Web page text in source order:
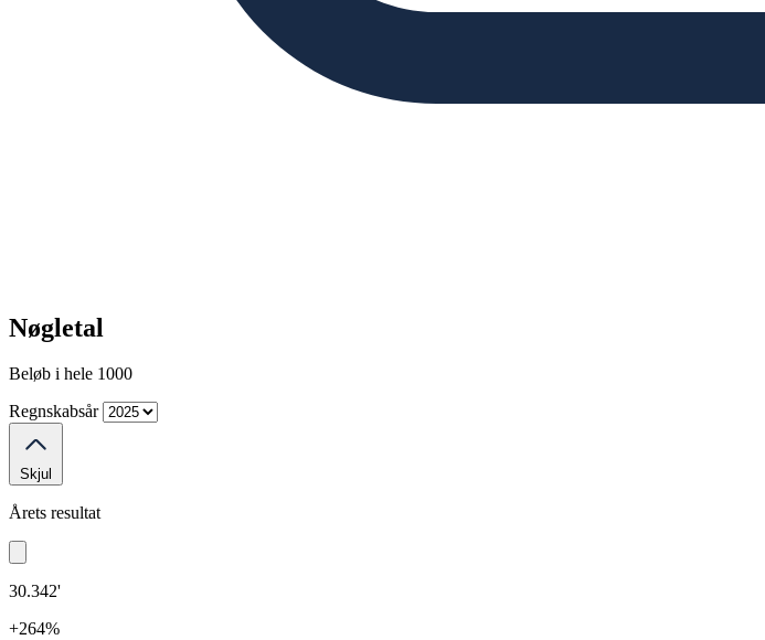
Nøgletal
Beløb i hele 1000
Regnskabsår
Skjul
Årets resultat
30.342'
+264%